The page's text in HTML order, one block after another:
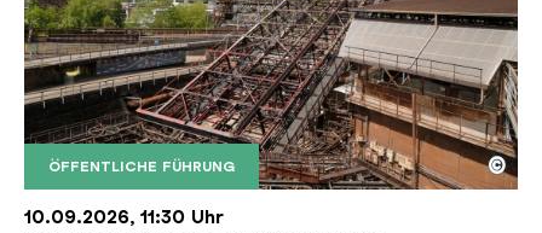
ÖFFENTLICHE FÜHRUNG
Der Erzschrägaufzug der Völklinger Hütte mit
Copyright: Weltkulturerbe Völklinger Hütte | Karl
©
10.09.2026, 11:30 Uhr